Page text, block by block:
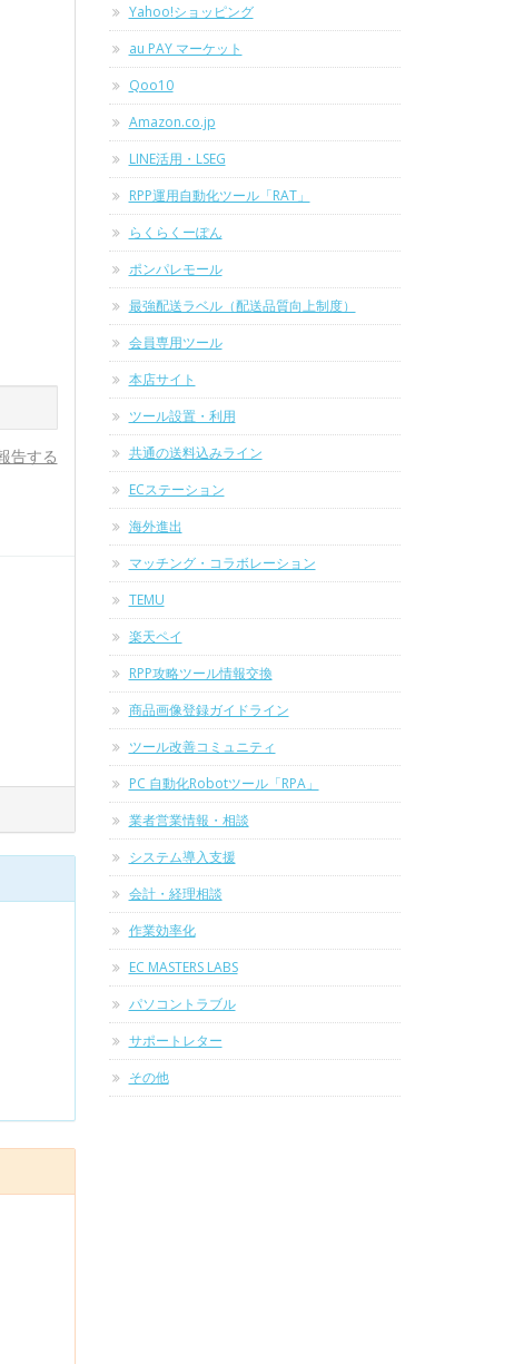
告する
Yahoo!ショッピング
au PAY マーケット
Qoo10
Amazon.co.jp
LINE活用・LSEG
RPP運用自動化ツール「RAT」
らくらくーぽん
ポンパレモール
最強配送ラベル（配送品質向上制度）
会員専用ツール
本店サイト
ツール設置・利用
共通の送料込みライン
ECステーション
海外進出
マッチング・コラボレーション
TEMU
楽天ペイ
RPP攻略ツール情報交換
商品画像登録ガイドライン
ツール改善コミュニティ
PC 自動化Robotツール「RPA」
業者営業情報・相談
システム導入支援
会計・経理相談
作業効率化
EC MASTERS LABS
パソコントラブル
サポートレター
その他